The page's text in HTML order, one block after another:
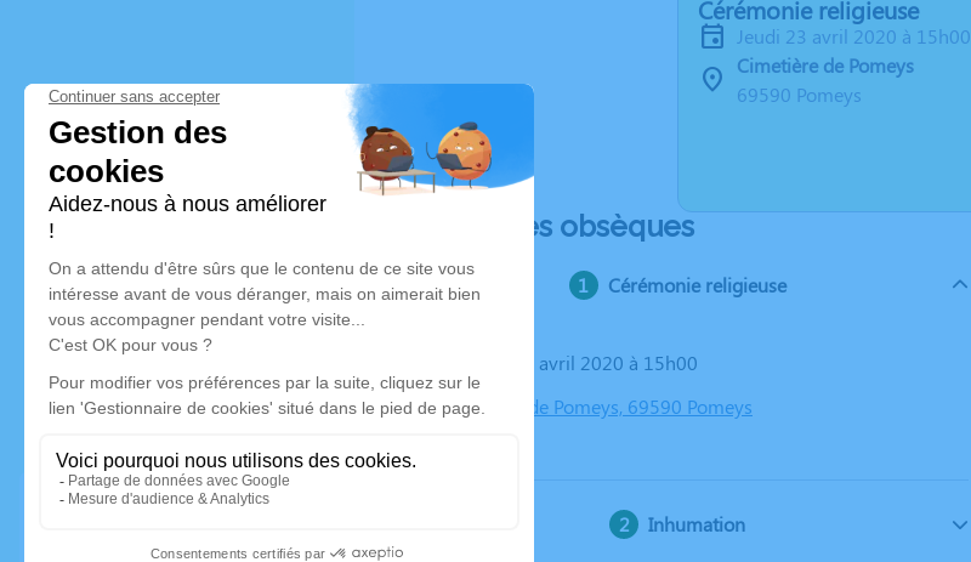
Cérémonie religieuse
jeudi 23 avril 2020 à 15h00
Cimetière de Pomeys
69590 Pomeys
Déroulé des obsèques
Cérémonie religieuse
Le jeudi 23 avril 2020 à 15h00
Cimetière de Pomeys, 69590 Pomeys
Inhumation